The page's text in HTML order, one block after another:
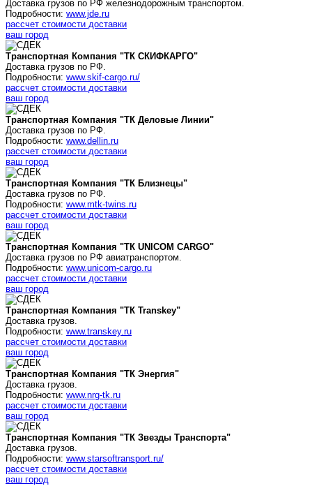
Доставка грузов по РФ железнодорожным транспортом.
Подробности: www.jde.ru
рассчет стоимости доставки
ваш город
Транспортная Компания "ТК СКИФКАРГО"
Доставка грузов по РФ.
Подробности: www.skif-cargo.ru/
рассчет стоимости доставки
ваш город
Транспортная Компания "ТК Деловые Линии"
Доставка грузов по РФ.
Подробности: www.dellin.ru
рассчет стоимости доставки
ваш город
Транспортная Компания "ТК Близнецы"
Доставка грузов по РФ.
Подробности: www.mtk-twins.ru
рассчет стоимости доставки
ваш город
Транспортная Компания "ТК UNICOM CARGO"
Доставка грузов по РФ авиатранспортом.
Подробности: www.unicom-cargo.ru
рассчет стоимости доставки
ваш город
Транспортная Компания "ТК Transkey"
Доставка грузов.
Подробности: www.transkey.ru
рассчет стоимости доставки
ваш город
Транспортная Компания "ТК Энергия"
Доставка грузов.
Подробности: www.nrg-tk.ru
рассчет стоимости доставки
ваш город
Транспортная Компания "ТК Звезды Транспорта"
Доставка грузов.
Подробности: www.starsoftransport.ru/
рассчет стоимости доставки
ваш город